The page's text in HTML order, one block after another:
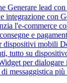
Generare lead
integrazione con
l'e-commerce
e
dispositivi mobili
tutto su
per
messaggistica